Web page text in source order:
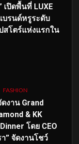
เปิดพื้นที่ LUXE
บรนด์หรูระดับ
สโตร์แห่งแรกใน
FASHION
งาน Grand
& KK
โดย CEO
” จัดงานโชว์